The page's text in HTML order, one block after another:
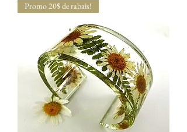
Promo 20$ de rabais!